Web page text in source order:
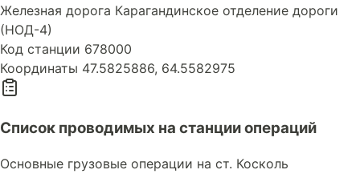
Железная дорога Карагандинское отделение дороги
(НОД-4)
Код станции 678000
Координаты 47.5825886, 64.5582975
Список проводимых на станции операций
Основные грузовые операции на ст. Коскoль